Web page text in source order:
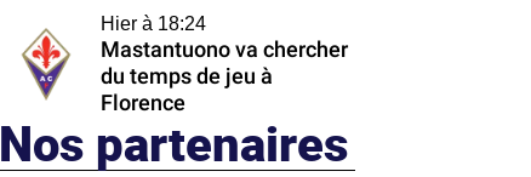
Hier à 18:24
Mastantuono va chercher
du temps de jeu à
Florence
Nos partenaires